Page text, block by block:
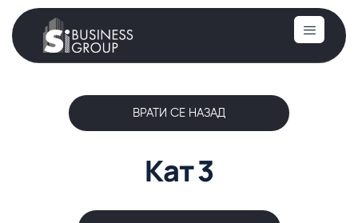
ВРАТИ СЕ НАЗАД
Кат 3